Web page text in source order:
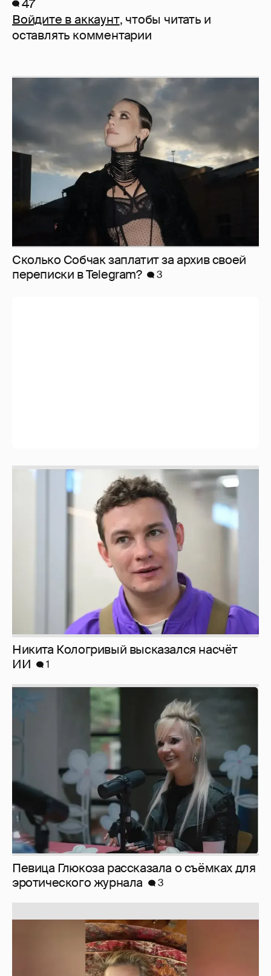
47
Войдите в аккаунт, чтобы читать и
оставлять комментарии
Сколько Собчак заплатит за архив своей
перeписки в Telegram?
3
Никита Кологривый высказался насчёт
Певица Глюкоза рассказала о съёмках для
эротического журнала
3
Юлия Высоцкая выложила селфи без